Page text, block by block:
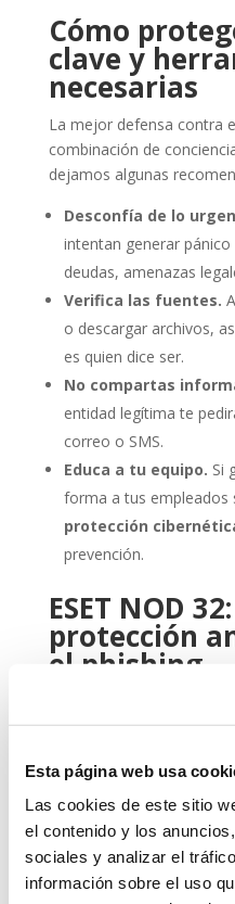
Esta página web usa
Las cookies de este sitio
el contenido y los
sociales y analizar el
información sobre el uso
Cómo
clave y
necesarias
La mejor defensa contra
combinación de
dejamos algunas
Desconfía de lo
intentan generar
deudas, amenazas
Verifica las fuentes.
o descargar archivos,
es quien dice ser.
No compartas
entidad legítima te
correo o SMS.
Educa a tu equipo. Si
forma a tus empleados
protección
prevención.
ESET NOD
protección
el phishing
Aquí es donde entra en
profesional comoESET
rendimiento, facilidad de
amenazas.
Gracias a sus
en tiempo real, ESET
intentos de phishing